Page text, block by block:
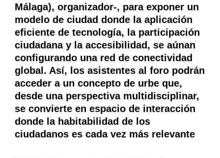
Málaga), organizador-, para exponer un
modelo de ciudad donde la aplicación
eficiente de tecnología, la participación
ciudadana y la accesibilidad, se aúnan
configurando una red de conectividad
global. Así, los asistentes al foro podrán
acceder a un concepto de urbe que,
desde una perspectiva multidisciplinar,
se convierte en espacio de interacción
donde la habitabilidad de los
ciudadanos es cada vez más relevante